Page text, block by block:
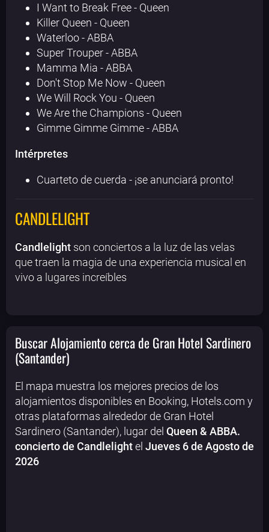
I Want to Break Free - Queen
Killer Queen - Queen
Waterloo - ABBA
Super Trouper - ABBA
Mamma Mia - ABBA
Don't Stop Me Now - Queen
We Will Rock You - Queen
We Are the Champions - Queen
Gimme Gimme Gimme - ABBA
Intérpretes
Cuarteto de cuerda - ¡se anunciará pronto!
CANDLELIGHT
Candlelight son conciertos a la luz de las velas
que traen la magia de una experiencia musical en
vivo a lugares increíbles
Buscar Alojamiento cerca de Gran Hotel Sardinero
(Santander)
El mapa muestra los mejores precios de los
alojamientos disponibles en Booking, Hotels.com y
otras plataformas alrededor de Gran Hotel
Sardinero (Santander), lugar del Queen & ABBA.
concierto de Candlelightel Jueves 6 de Agosto de
2026